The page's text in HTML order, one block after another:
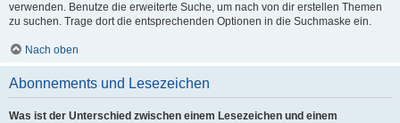
verwenden. Benutze die erweiterte Suche, um nach von dir erstellen Themen
zu suchen. Trage dort die entsprechenden Optionen in die Suchmaske ein.
Nach oben
Abonnements und Lesezeichen
Was ist der Unterschied zwischen einem Lesezeichen und einem